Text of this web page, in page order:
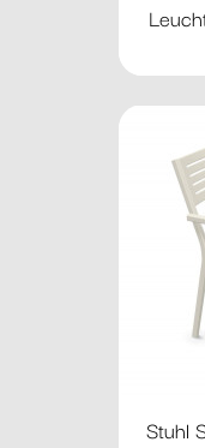
Stuhl